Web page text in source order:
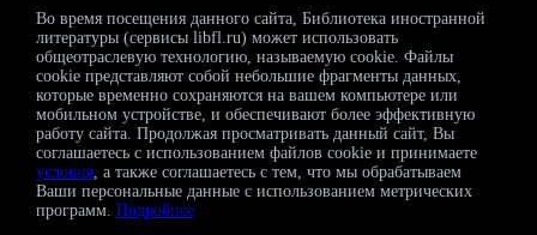
10 11 12 13 14 15 16
17 18 19 20 21 22 23
24 25 26 27 28 29 30
31 1 2 3 4 5 6
Регистрация на мероприятия
Во время посещения данного сайта, Библиотека иностранной
литературы (сервисы libfl.ru) может использовать
общеотраслевую технологию, называемую cookie. Файлы
cookie представляют собой небольшие фрагменты данных,
которые временно сохраняются на вашем компьютере или
мобильном устройстве, и обеспечивают более эффективную
работу сайта. Продолжая просматривать данный сайт, Вы
соглашаетесь с использованием файлов cookie и принимаете
условия, а также соглашаетесь с тем, что мы обрабатываем
Ваши персональные данные с использованием метрических
программ. Подробнее